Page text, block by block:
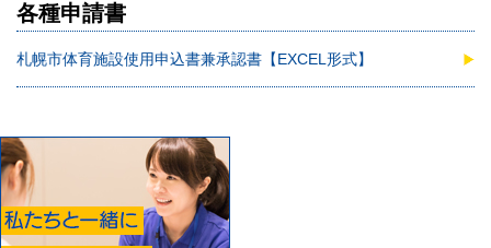
各種申請書
札幌市体育施設使用申込書兼承認書【EXCEL形式】